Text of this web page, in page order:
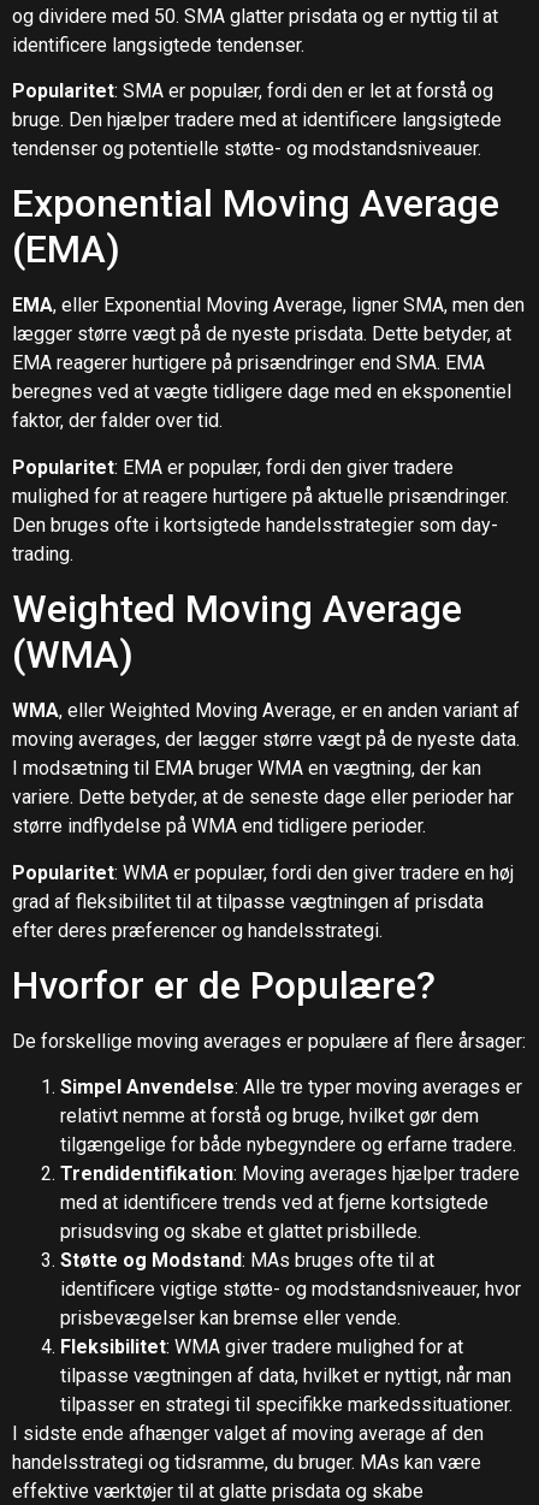
og dividere med 50. SMA glatter prisdata og er nyttig til at
identificere langsigtede tendenser.
Popularitet: SMA er populær, fordi den er let at forstå og
bruge. Den hjælper tradere med at identificere langsigtede
tendenser og potentielle støtte- og modstandsniveauer.
Exponential Moving Average
(EMA)
EMA, eller Exponential Moving Average, ligner SMA, men den
lægger større vægt på de nyeste prisdata. Dette betyder, at
EMA reagerer hurtigere på prisændringer end SMA. EMA
beregnes ved at vægte tidligere dage med en eksponentiel
faktor, der falder over tid.
Popularitet: EMA er populær, fordi den giver tradere
mulighed for at reagere hurtigere på aktuelle prisændringer.
Den bruges ofte i kortsigtede handelsstrategier som day-
trading.
Weighted Moving Average
(WMA)
WMA, eller Weighted Moving Average, er en anden variant af
moving averages, der lægger større vægt på de nyeste data.
I modsætning til EMA bruger WMA en vægtning, der kan
variere. Dette betyder, at de seneste dage eller perioder har
større indflydelse på WMA end tidligere perioder.
Popularitet: WMA er populær, fordi den giver tradere en høj
grad af fleksibilitet til at tilpasse vægtningen af ​​prisdata
efter deres præferencer og handelsstrategi.
Hvorfor er de Populære?
De forskellige moving averages er populære af flere årsager:
Simpel Anvendelse: Alle tre typer moving averages er
relativt nemme at forstå og bruge, hvilket gør dem
tilgængelige for både nybegyndere og erfarne tradere.
Trendidentifikation: Moving averages hjælper tradere
med at identificere trends ved at fjerne kortsigtede
prisudsving og skabe et glattet prisbillede.
Støtte og Modstand: MAs bruges ofte til at
identificere vigtige støtte- og modstandsniveauer, hvor
prisbevægelser kan bremse eller vende.
Fleksibilitet: WMA giver tradere mulighed for at
tilpasse vægtningen af ​​data, hvilket er nyttigt, når man
tilpasser en strategi til specifikke markedssituationer.
I sidste ende afhænger valget af moving average af den
handelsstrategi og tidsramme, du bruger. MAs kan være
effektive værktøjer til at glatte prisdata og skabe